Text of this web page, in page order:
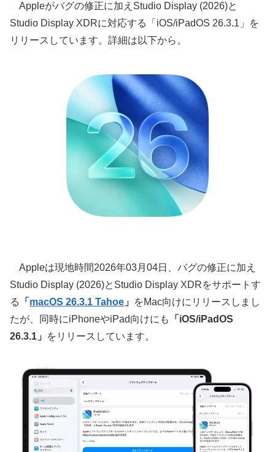
Appleがバグの修正に加えStudio Display (2026)と
Studio Display XDRに対応する「iOS/iPadOS 26.3.1」を
リリースしています。詳細は以下から。
Appleは現地時間2026年03月04日、バグの修正に加え
Studio Display (2026)とStudio Display XDRをサポートす
る
「 macOS 26.3.1 Tahoe 」
をMac向けにリリースしまし
たが、同時にiPhoneやiPad向けにも
「iOS/iPadOS
26.3.1」
をリリースしています。